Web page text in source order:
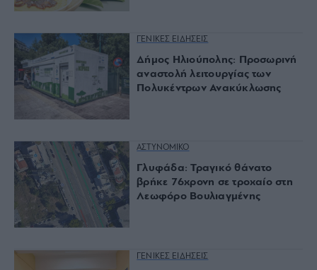
ΓΕΝΙΚΕΣ ΕΙΔΗΣΕΙΣ
Δήμος Ηλιούπολης: Προσωρινή
αναστολή λειτουργίας των
Πολυκέντρων Ανακύκλωσης
ΑΣΤΥΝΟΜΙΚΟ
Γλυφάδα: Τραγικό θάνατο
βρήκε 76χρονη σε τροχαίο στη
Λεωφόρο Βουλιαγμένης
ΓΕΝΙΚΕΣ ΕΙΔΗΣΕΙΣ